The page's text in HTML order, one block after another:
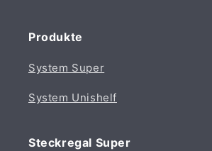
Produkte
System Super
System Unishelf
Steckregal Super